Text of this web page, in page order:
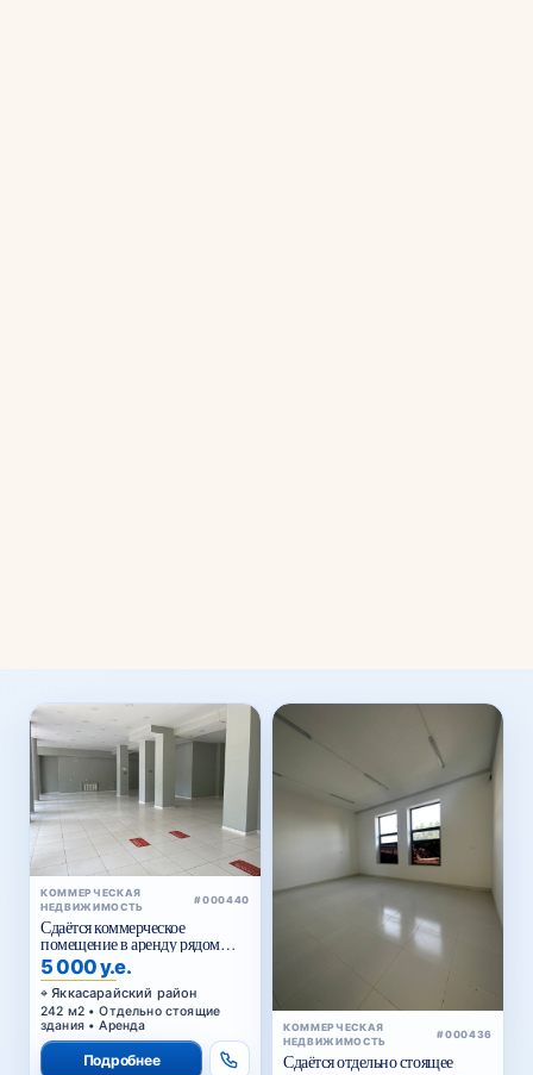
НЕДВИЖИМОСТЬ
Сдаётся коммерческое
помещение в аренду рядом
Голубые купола
5 000 у.е.
Яккасарайский район
242 м2 • Отдельно стоящие
здания • Аренда
Подробнее
НЕДВИЖИМОСТЬ
Сдаётся отдельно стоящее
коммерческое помещение в